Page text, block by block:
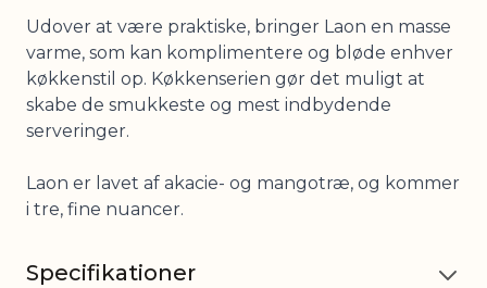
Udover at være praktiske, bringer Laon en masse
varme, som kan komplimentere og bløde enhver
køkkenstil op. Køkkenserien gør det muligt at
skabe de smukkeste og mest indbydende
serveringer.
Laon er lavet af akacie- og mangotræ, og kommer
i tre, fine nuancer.
Specifikationer